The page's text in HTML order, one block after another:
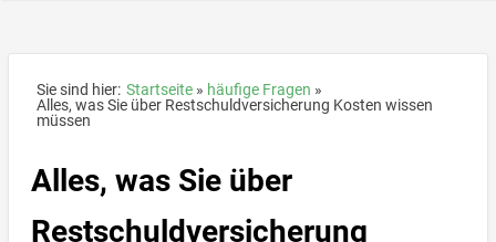
Sie sind hier: Startseite
häufige Fragen
Alles, was Sie über Restschuldversicherung Kosten wissen
müssen
Alles, was Sie über
Restschuldversicherung